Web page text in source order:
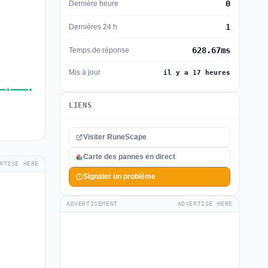
HERE
Dernière heure 0
Dernières 24 h 1
Temps de réponse 628.67ms
Mis à jour il y a 17 heures
LIENS
Visiter RuneScape
Carte des pannes en direct
Signaler un problème
ADVERTISEMENT ADVERTISE HERE